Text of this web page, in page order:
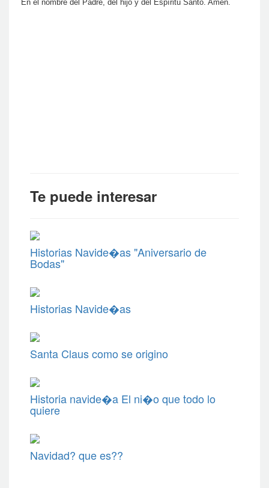
En el nombre del Padre, del hijo y del Espíritu Santo. Amén.
Te puede interesar
Historias Navide�as "Aniversario de
Bodas"
Historias Navide�as
Santa Claus como se origino
Historia navide�a El ni�o que todo lo
quiere
Navidad? que es??